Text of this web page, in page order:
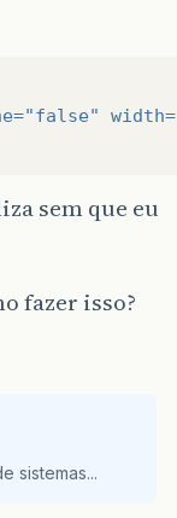
"false" width=
sem que eu
fazer isso?
sistemas...